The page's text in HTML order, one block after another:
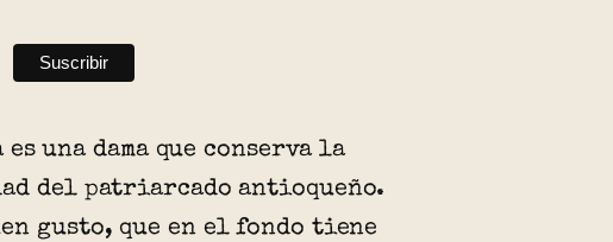
una dama que conserva la
del patriarcado antioqueño.
gusto, que en el fondo tiene